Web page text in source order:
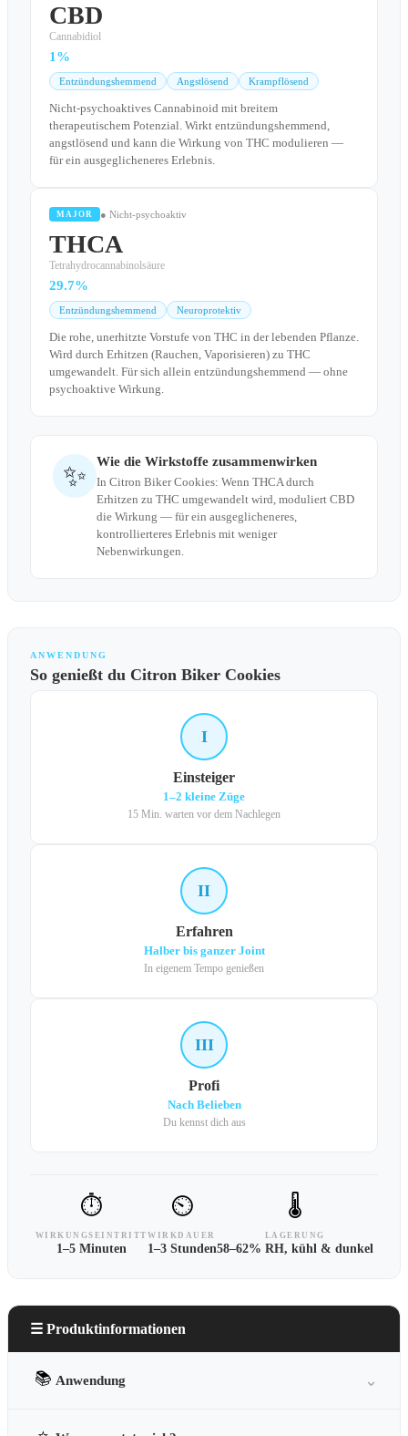
CBD
Cannabidiol
1%
Entzündungshemmend Angstlösend Krampflösend
Nicht-psychoaktives Cannabinoid mit breitem
therapeutischem Potenzial. Wirkt entzündungshemmend,
angstlösend und kann die Wirkung von THC modulieren —
für ein ausgeglicheneres Erlebnis.
MAJOR ● Nicht-psychoaktiv
THCA
Tetrahydrocannabinolsäure
29.7%
Entzündungshemmend Neuroprotektiv
Die rohe, unerhitzte Vorstufe von THC in der lebenden Pflanze.
Wird durch Erhitzen (Rauchen, Vaporisieren) zu THC
umgewandelt. Für sich allein entzündungshemmend — ohne
psychoaktive Wirkung.
✨ Wie die Wirkstoffe zusammenwirken
In Citron Biker Cookies: Wenn THCA durch
Erhitzen zu THC umgewandelt wird, moduliert CBD
die Wirkung — für ein ausgeglicheneres,
kontrollierteres Erlebnis mit weniger
Nebenwirkungen.
ANWENDUNG
So genießt du Citron Biker Cookies
I
Einsteiger
1–2 kleine Züge
15 Min. warten vor dem Nachlegen
II
Erfahren
Halber bis ganzer Joint
In eigenem Tempo genießen
III
Profi
Nach Belieben
Du kennst dich aus
⏱
WIRKUNGSEINTRITT
1–5 Minuten
⏲
WIRKDAUER
1–3 Stunden
🌡
LAGERUNG
58–62% RH, kühl & dunkel
☰ Produktinformationen
📚 Anwendung ⌄